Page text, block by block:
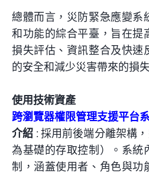
總體而言，災防緊急應變系
和功能的綜合平臺，旨在提
損失評估、資訊整合及快速
的安全和減少災害帶來的損
使用技術資產
跨瀏覽器權限管理支援平台
介紹 : 採用前後端分離架構
為基礎的存取控制）。系統
制，涵蓋使用者、角色與功